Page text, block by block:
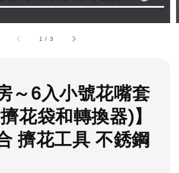
1 / 3
～6入小號花嘴套
花袋和轉換器)】
擠花工具 不銹鋼